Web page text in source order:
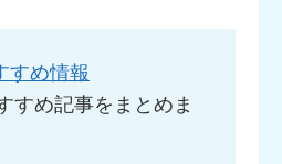
すめ情報
すめ記事をまとめま